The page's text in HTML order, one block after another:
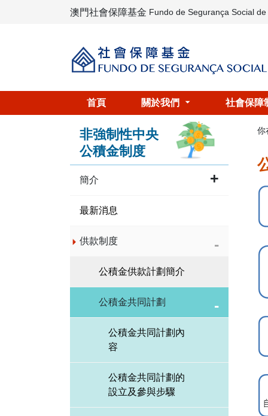
澳門社會保障基金 Fundo de Segurança Social
首頁 關於我們 社會保障
非強制性中央
公積金制度
簡介
最新消息
供款制度
公積金供款計劃簡介
公積金共同計劃
公積金共同計劃內
容
公積金共同計劃的
設立及參與步驟
你